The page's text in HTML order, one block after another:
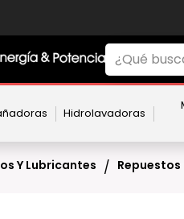
Hidrolavadoras
Y Lubricantes / Repuestos